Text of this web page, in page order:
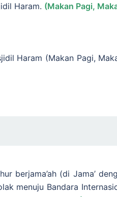
Haram. (Makan Pagi,
Haram (Makan Pagi,
berjama’ah (di Jama’
menuju Bandara